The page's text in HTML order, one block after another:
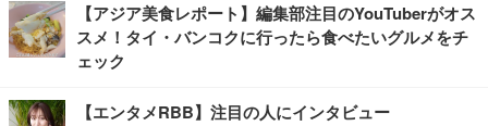
【アジア美食レポート】編集部注目のYouTuberがオス
スメ！タイ・バンコクに行ったら食べたいグルメをチ
ェック
【エンタメRBB】注目の人にインタビュー